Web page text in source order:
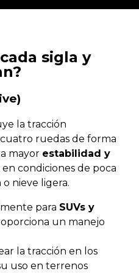
sigla y
la tracción
ruedas de forma
mayor estabilidad y
condiciones de poca
nieve ligera.
para SUVs y
un manejo
la tracción en los
uso en terrenos